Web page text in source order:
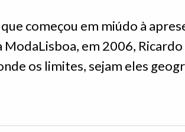
começou em miúdo à
ModaLisboa, em 2006,
os limites, sejam eles